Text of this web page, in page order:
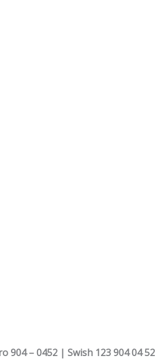
904 – 0452 | Swish 123 904 04 52